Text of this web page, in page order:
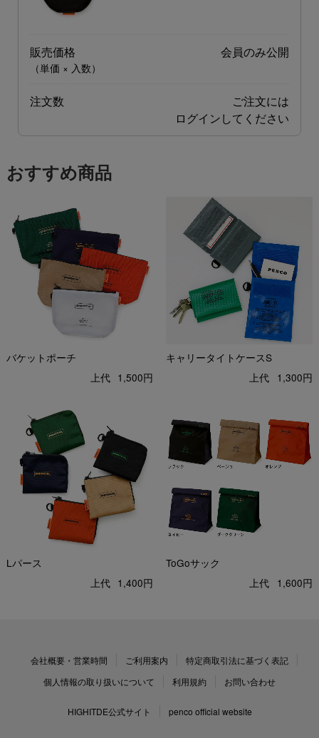
販売価格
（単価 × 入数）
会員のみ公開
注文数
ご注文には
ログインしてください
おすすめ商品
バケットポーチ
上代 1,500円
キャリータイトケースS
上代 1,300円
Lパース
上代 1,400円
ToGoサック
上代 1,600円
会社概要・営業時間 ご利用案内
特定商取引法に基づく表記
個人情報の取り扱いについて
利用規約 お問い合わせ
HIGHITDE公式サイト penco official website